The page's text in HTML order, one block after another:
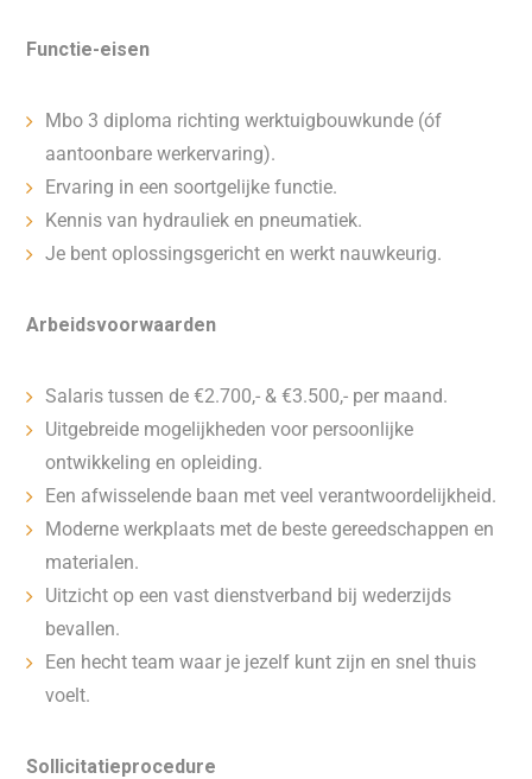
Functie-eisen
Mbo 3 diploma richting werktuigbouwkunde (óf
aantoonbare werkervaring).
Ervaring in een soortgelijke functie.
Kennis van hydrauliek en pneumatiek.
Je bent oplossingsgericht en werkt nauwkeurig.
Arbeidsvoorwaarden
Salaris tussen de €2.700,- & €3.500,- per maand.
Uitgebreide mogelijkheden voor persoonlijke
ontwikkeling en opleiding.
Een afwisselende baan met veel verantwoordelijkheid.
Moderne werkplaats met de beste gereedschappen en
materialen.
Uitzicht op een vast dienstverband bij wederzijds
bevallen.
Een hecht team waar je jezelf kunt zijn en snel thuis
voelt.
Sollicitatieprocedure